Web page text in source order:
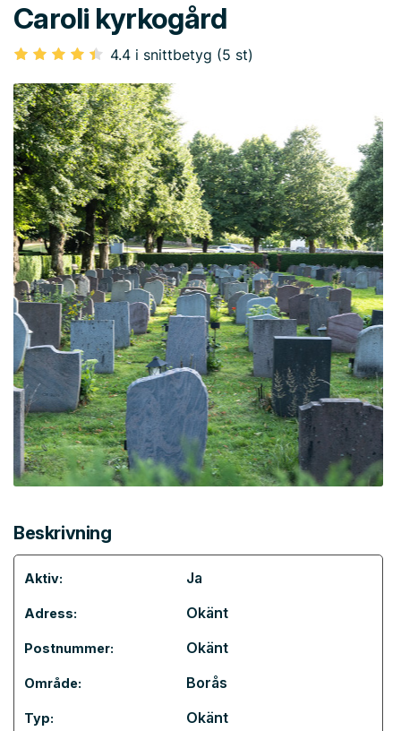
Caroli kyrkogård
4.4 i snittbetyg (5 st)
Beskrivning
Aktiv: Ja
Adress: Okänt
Postnummer: Okänt
Område: Borås
Typ: Okänt